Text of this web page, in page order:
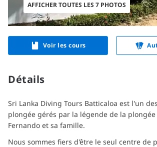
AFFICHER TOUTES LES 7 PHOTOS
Voir les cours
Détails
Sri Lanka Diving Tours Batticaloa est l'un
plongée gérés par la légende de la
Fernando et sa famille.
Nous sommes fiers d'être le seul centre de